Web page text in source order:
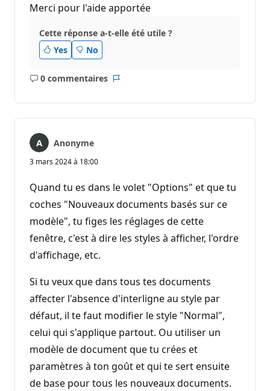
Merci pour l'aide apportée
Cette réponse a-t-elle été utile ?
Yes
No
0 commentaires
Aucun
Anonyme
3 mars 2024 à 18:00
Quand tu es dans le volet "Options" et que tu
coches "Nouveaux documents basés sur ce
modèle", tu figes les réglages de cette
fenêtre, c'est à dire les styles à afficher, l'ordre
d'affichage, etc.
Si tu veux que dans tous tes documents
affecter l'absence d'interligne au style par
défaut, il te faut modifier le style "Normal",
celui qui s'applique partout. Ou utiliser un
modèle de document que tu crées et
paramètres à ton goût et qui te sert ensuite
de base pour tous les nouveaux documents.